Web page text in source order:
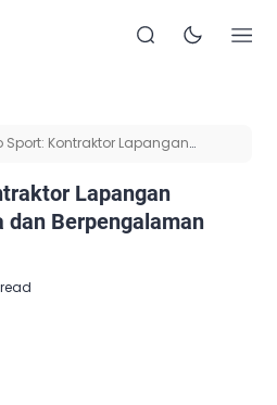
Sport: Kontraktor Lapangan
Lapangan
dan Berpengalaman